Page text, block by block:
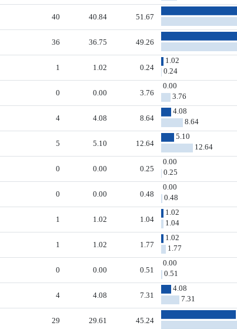
40 40.84 51.67
36 36.75 49.26
1 1.02 0.24
1.02
0.24
0 0.00 3.76
0.00
3.76
4 4.08 8.64
4.08
8.64
5 5.10 12.64
5.10
12.64
0 0.00 0.25
0.00
0.25
0 0.00 0.48
0.00
0.48
1 1.02 1.04
1.02
1.04
1 1.02 1.77
1.02
1.77
0 0.00 0.51
0.00
0.51
4 4.08 7.31
4.08
7.31
29 29.61 45.24